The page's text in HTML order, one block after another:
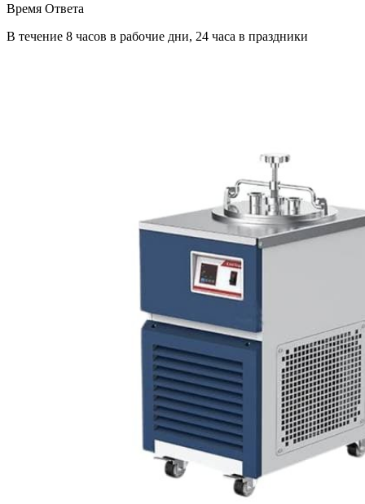
Время Ответа
В течение 8 часов в рабочие дни, 24 часа в праздники